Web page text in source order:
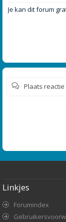
r
Je kan dit forum
Plaats reactie
Linkjes
Forumindex